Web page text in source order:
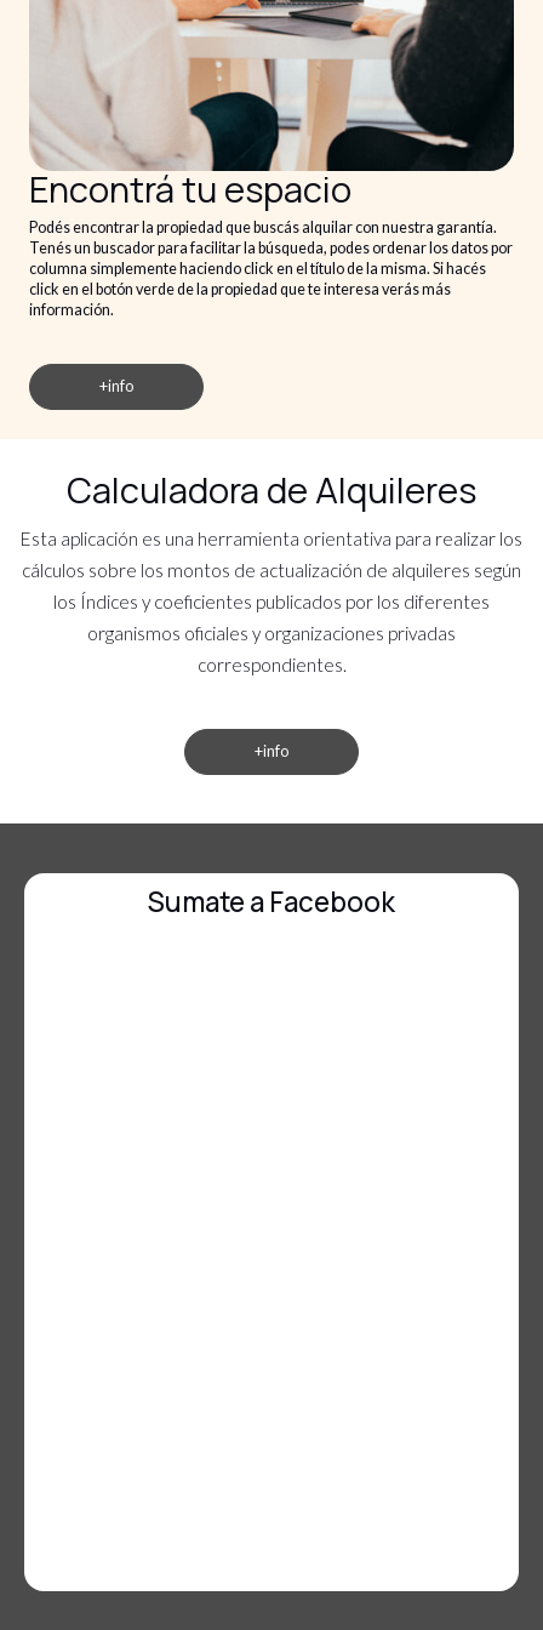
Encontrá tu espacio
Podés encontrar la propiedad que buscás alquilar con nuestra garantía.
Tenés un buscador para facilitar la búsqueda, podes ordenar los datos por
columna simplemente haciendo click en el título de la misma. Si hacés
click en el botón verde de la propiedad que te interesa verás más
información.
+info
Calculadora de Alquileres
Esta aplicación es una herramienta orientativa para realizar los
cálculos sobre los montos de actualización de alquileres según
los Índices y coeficientes publicados por los diferentes
organismos oficiales y organizaciones privadas
correspondientes.
+info
Sumate a Facebook